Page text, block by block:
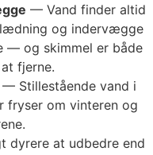
— Vand finder altid
og indervægge
— og skimmel er både
fjerne.
— Stillestående vand i
fryser om vinteren og
dyrere at udbedre end